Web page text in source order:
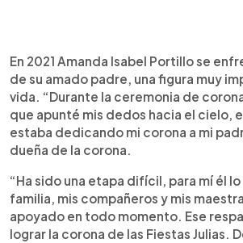
En 2021 Amanda Isabel Portillo se
de su amado padre, una figura muy
vida. “Durante la ceremonia de
que apunté mis dedos hacia el cielo,
estaba dedicando mi corona a mi
dueña de la corona.
“Ha sido una etapa difícil, para mí él
familia, mis compañeros y mis
apoyado en todo momento. Ese
lograr la corona de las Fiestas Julias.